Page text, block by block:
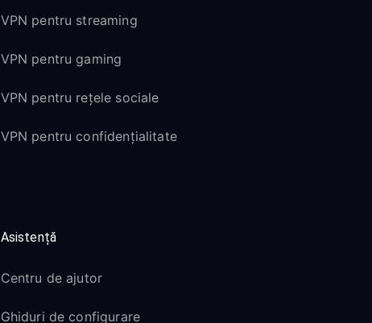
VPN pentru streaming
VPN pentru gaming
VPN pentru rețele sociale
VPN pentru confidențialitate
Asistență
Centru de ajutor
Ghiduri de configurare